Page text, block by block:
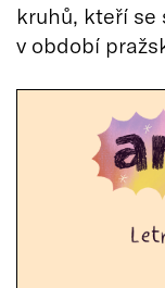
kruhů, kteří se
v období